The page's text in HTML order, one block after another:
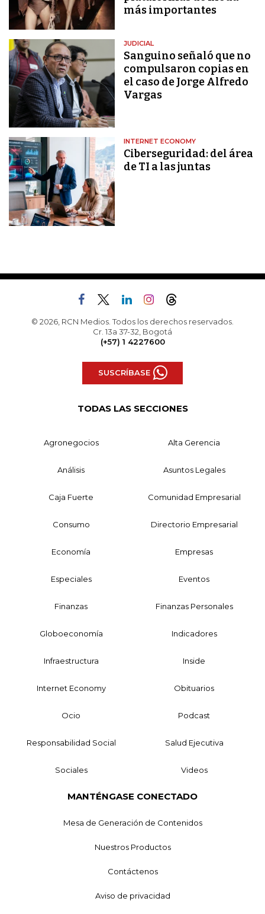
más importantes
JUDICIAL
Sanguino señaló que no
compulsaron copias en
el caso de Jorge Alfredo
Vargas
INTERNET ECONOMY
Ciberseguridad: del área
de TI a las juntas
© 2026, RCN Medios. Todos los derechos reservados.
Cr. 13a 37-32, Bogotá
(+57) 1 4227600
SUSCRÍBASE
TODAS LAS SECCIONES
Agronegocios Alta Gerencia
Análisis Asuntos Legales
Caja Fuerte Comunidad Empresarial
Consumo Directorio Empresarial
Economía Empresas
Especiales Eventos
Finanzas Finanzas Personales
Globoeconomía Indicadores
Infraestructura Inside
Internet Economy Obituarios
Ocio Podcast
Responsabilidad Social Salud Ejecutiva
Sociales Videos
MANTÉNGASE CONECTADO
Mesa de Generación de Contenidos
Nuestros Productos
Contáctenos
Aviso de privacidad